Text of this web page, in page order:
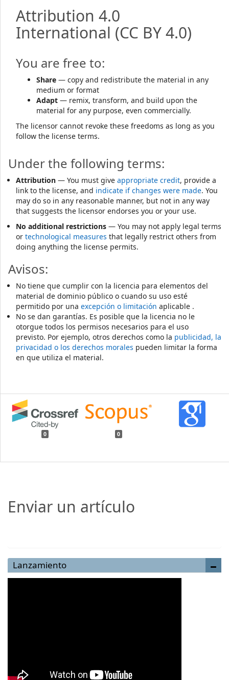
Attribution 4.0
International (CC BY 4.0)
You are free to:
Share — copy and redistribute the material in any
medium or format
Adapt — remix, transform, and build upon the
material for any purpose, even commercially.
The licensor cannot revoke these freedoms as long as you
follow the license terms.
Under the following terms:
Attribution — You must give appropriate credit, provide a
link to the license, and indicate if changes were made. You
may do so in any reasonable manner, but not in any way
that suggests the licensor endorses you or your use.
No additional restrictions — You may not apply legal terms
or technological measures that legally restrict others from
doing anything the license permits.
Avisos:
No tiene que cumplir con la licencia para elementos del
material de dominio público o cuando su uso esté
permitido por una excepción o limitación aplicable .
No se dan garantías. Es posible que la licencia no le
otorgue todos los permisos necesarios para el uso
previsto. Por ejemplo, otros derechos como la publicidad, la
privacidad o los derechos morales pueden limitar la forma
en que utiliza el material.
0 0
Enviar un artículo
Lanzamiento